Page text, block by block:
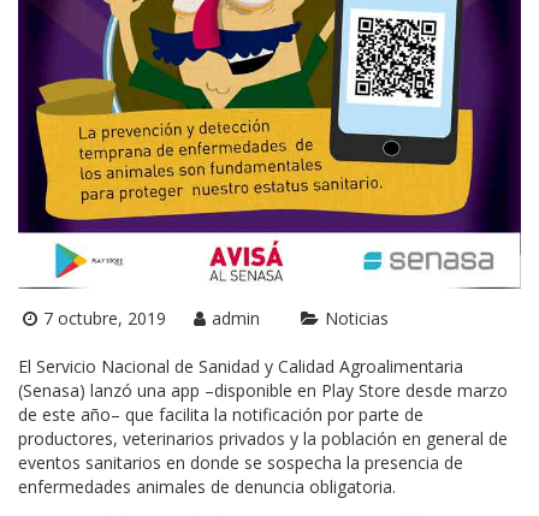
7 octubre, 2019 admin Noticias
El Servicio Nacional de Sanidad y Calidad Agroalimentaria
(Senasa) lanzó una app –disponible en Play Store desde marzo
de este año– que facilita la notificación por parte de
productores, veterinarios privados y la población en general de
eventos sanitarios en donde se sospecha la presencia de
enfermedades animales de denuncia obligatoria.